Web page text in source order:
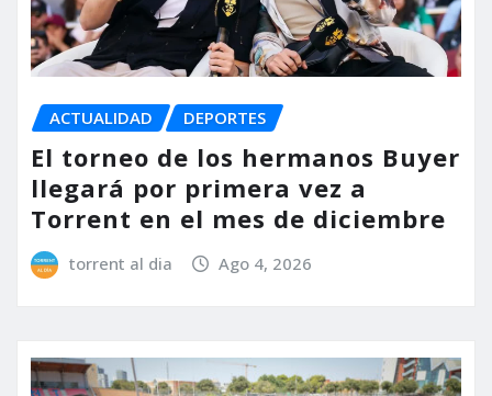
ACTUALIDAD DEPORTES
El torneo de los hermanos Buyer
llegará por primera vez a
Torrent en el mes de diciembre
torrent al dia Ago 4, 2026